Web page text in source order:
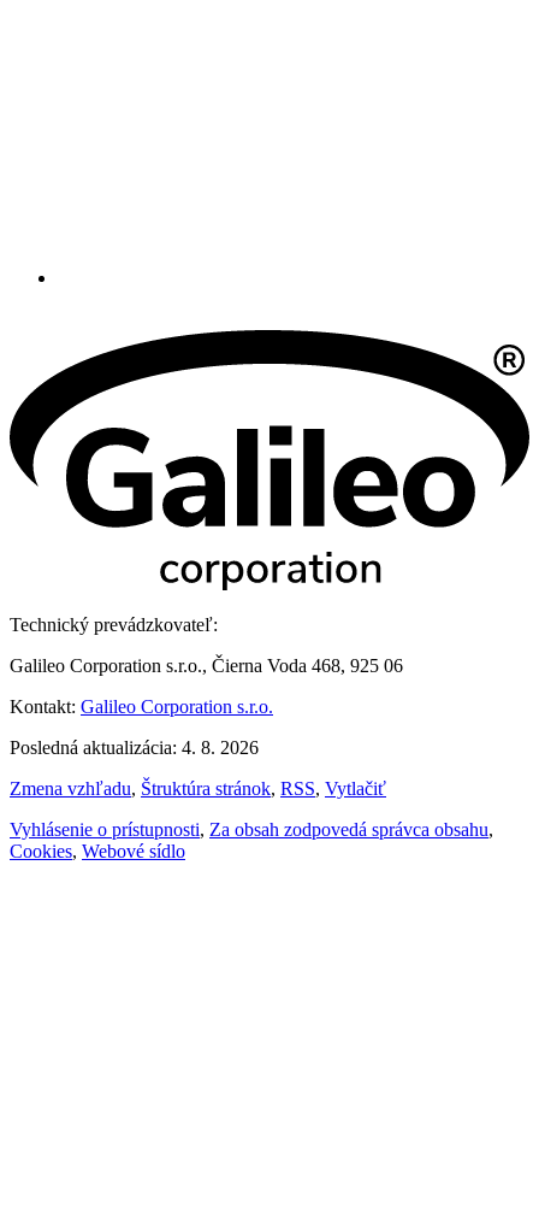
Technický prevádzkovateľ:
Galileo Corporation s.r.o., Čierna Voda 468, 925 06
Kontakt: Galileo Corporation s.r.o.
Posledná aktualizácia: 4. 8. 2026
Zmena vzhľadu, Štruktúra stránok, RSS, Vytlačiť
Vyhlásenie o prístupnosti, Za obsah zodpovedá správca obsahu,
Cookies, Webové sídlo